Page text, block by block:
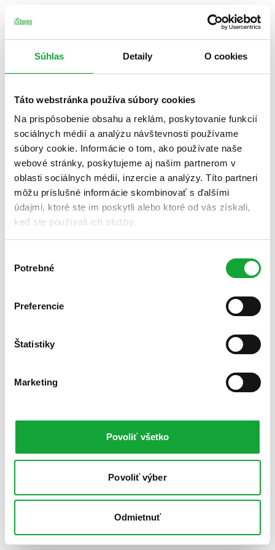
Súhlas Detaily O cookies
Táto webstránka používa súbory cookies
Na prispôsobenie obsahu a reklám, poskytovanie funkcií
sociálnych médií a analýzu návštevnosti používame
súbory cookie. Informácie o tom, ako používate naše
webové stránky, poskytujeme aj našim partnerom v
oblasti sociálnych médií, inzercie a analýzy. Títo partneri
môžu príslušné informácie skombinovať s ďalšími
údajmi, ktoré ste im poskytli alebo ktoré od vás získali,
keď ste používali ich služby.
súhlasu
Potrebné
Preferencie
Štatistiky
Marketing
Povoliť všetko
Povoliť výber
Odmietnuť